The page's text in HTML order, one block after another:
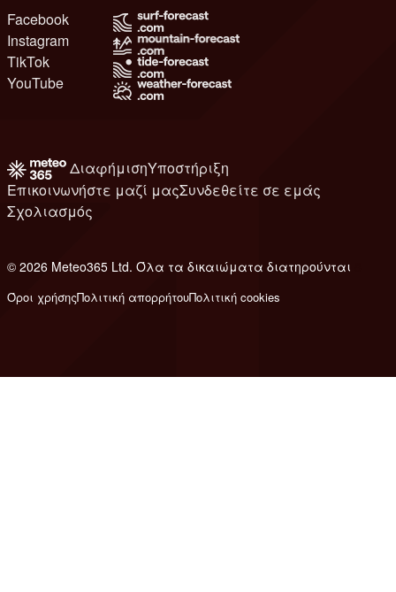
Facebook
Instagram
TikTok
YouTube
ΔιαφήμισηΥποστήριξη
Επικοινωνήστε μαζί μαςΣυνδεθείτε σε εμάς
Σχολιασμός
© 2026 Meteo365 Ltd. Όλα τα δικαιώματα διατηρούνται
Όροι χρήσηςΠολιτική απορρήτουΠολιτική cookies